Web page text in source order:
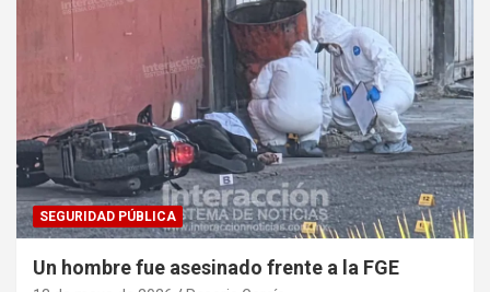
SEGURIDAD PÚBLICA
Un hombre fue asesinado frente a la FGE